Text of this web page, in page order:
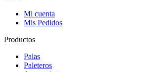
Mi cuenta
Mis Pedidos
Productos
Palas
Paleteros